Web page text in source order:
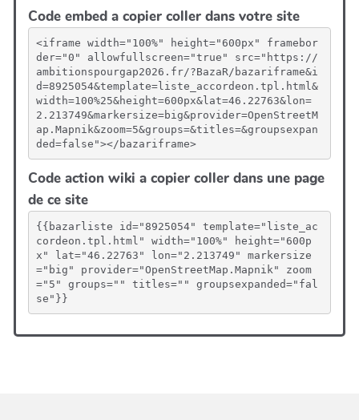
Code embed a copier coller dans votre site
<iframe width="100%" height="600px" framebor
der="0" allowfullscreen="true" src="https://
ambitionspourgap2026.fr/?BazaR/bazariframe&i
d=8925054&template=liste_accordeon.tpl.html&
width=100%25&height=600px&lat=46.22763&lon=
2.213749&markersize=big&provider=OpenStreetM
ap.Mapnik&zoom=5&groups=&titles=&groupsexpan
ded=false"></bazariframe>
Code action wiki a copier coller dans une page
de ce site
{{bazarliste id="8925054" template="liste_ac
cordeon.tpl.html" width="100%" height="600p
x" lat="46.22763" lon="2.213749" markersize
="big" provider="OpenStreetMap.Mapnik" zoom
="5" groups="" titles="" groupsexpanded="fal
se"}}